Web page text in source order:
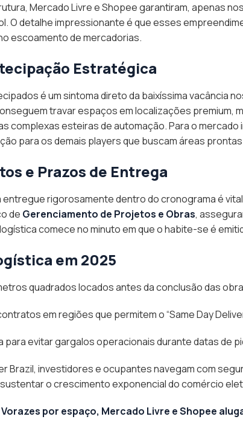
Mercado Livre e Shopee garantiram, apenas
O detalhe impressionante é que esses
escoamento de mercadorias.
Estratégica
é um sintoma direto da baixíssima vacância
travar espaços em localizações
complexas esteiras de automação. Para o
para os demais players que buscam áreas
e Prazos de Entrega
rigorosamente dentro do cronograma é
de Gerenciamento de Projetos e Obras,
comece no minuto em que o habite-se é
em 2025
quadrados locados antes da conclusão das
em regiões que permitem o “Same Day
para evitar gargalos operacionais durante datas de
Brazil, investidores e ocupantes navegam com
o crescimento exponencial do comércio
Vorazes por espaço, Mercado Livre e Shopee